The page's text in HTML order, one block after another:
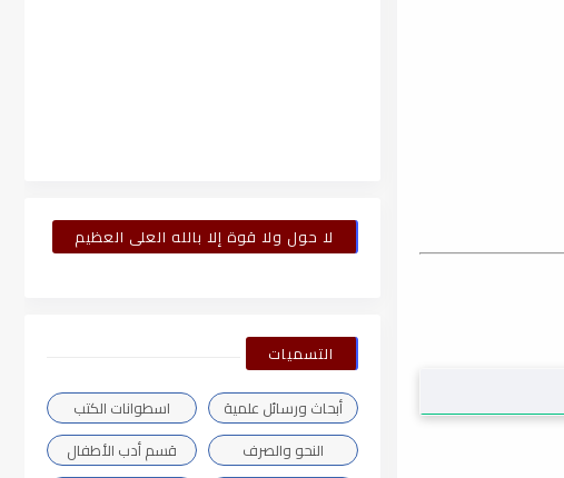
لا حول ولا قوة إلا بالله العلى العظيم
التسميات
أبحاث ورسائل علمية
اسطوانات الكتب
النحو والصرف
قسم أدب الأطفال